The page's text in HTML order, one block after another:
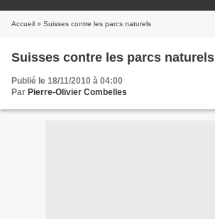
Accueil » Suisses contre les parcs naturels
Suisses contre les parcs naturels
Publié le 18/11/2010 à 04:00
Par Pierre-Olivier Combelles